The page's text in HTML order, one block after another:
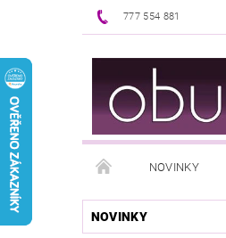
777 554 881
NOVINKY
PUNČOCHOVÉ ZBOŽÍ
NOVINKY